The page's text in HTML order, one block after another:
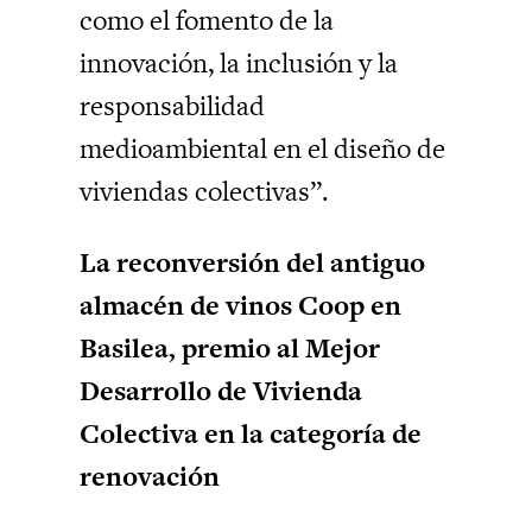
como el fomento de la
innovación, la inclusión y la
responsabilidad
medioambiental en el diseño de
viviendas colectivas”.
La reconversión del antiguo
almacén de vinos Coop en
Basilea, premio al Mejor
Desarrollo de Vivienda
Colectiva en la categoría de
renovación